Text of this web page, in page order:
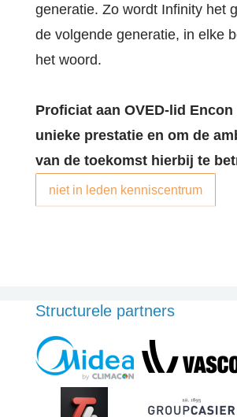
generatie. Zo wordt Infinity het
de volgende generatie, in elke
het woord.
Proficiat aan OVED-lid Encon
unieke prestatie en om de
van de toekomst hierbij te
niet in leden kenniscentrum
Structurele partners